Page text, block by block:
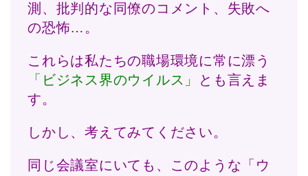
測、批判的な同僚のコメント、失敗へ
の恐怖…。
これらは私たちの職場環境に常に漂う
「ビジネス界のウイルス」
とも言えま
す。
しかし、考えてみてください。
同じ会議室にいても、このような「ウ